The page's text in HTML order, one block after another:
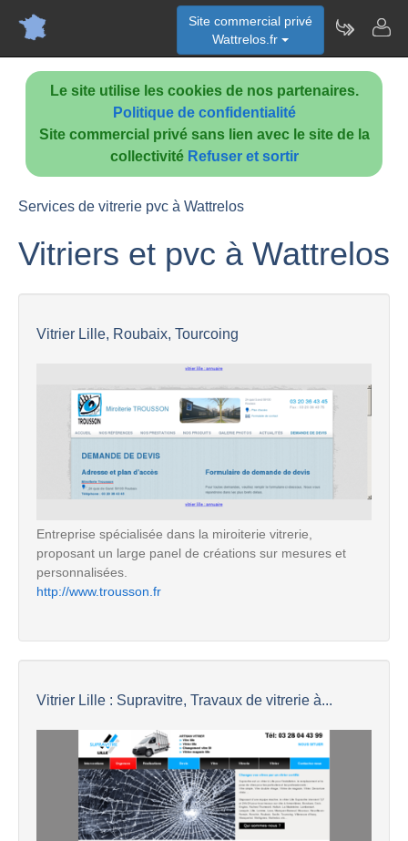
Le site utilise les cookies de nos partenaires.
Politique de confidentialité
Site commercial privé sans lien avec le site de la
collectivité Refuser et sortir
Site commercial privé
Wattrelos.fr
Services de vitrerie pvc à Wattrelos
Vitriers et pvc à Wattrelos
Vitrier Lille, Roubaix, Tourcoing
Entreprise spécialisée dans la miroiterie vitrerie,
proposant un large panel de créations sur mesures et
personnalisées.
http://www.trousson.fr
Vitrier Lille : Supravitre, Travaux de vitrerie à...